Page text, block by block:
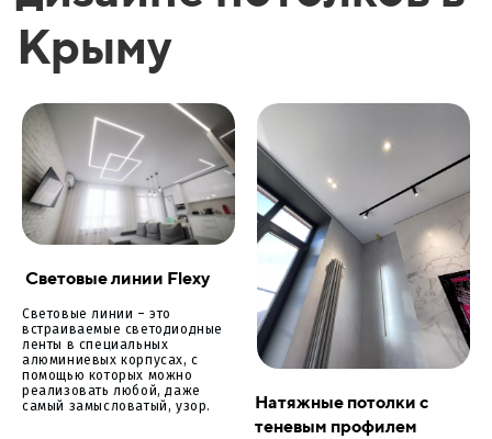
Крыму
Световые линии Flexy
Световые линии – это
встраиваемые светодиодные
ленты в специальных
алюминиевых корпусах, с
помощью которых можно
реализовать любой, даже
самый замысловатый, узор.
Натяжные потолки с
теневым профилем